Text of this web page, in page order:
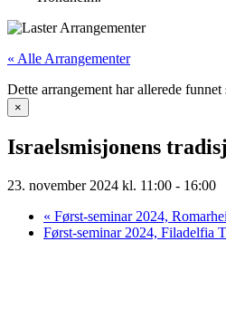
« Alle Arrangementer
Dette arrangement har allerede funnet
×
Israelsmisjonens
23. november 2024 kl. 11:00 - 16:00
« Først-seminar 2024,
Først-seminar 2024, Filadelfia